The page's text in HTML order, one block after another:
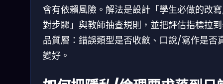
會有依賴風險。解法是設計「學生必做的改
對步驟」與教師抽查規則，並把評估指標拉
品質層：錯誤類型是否收斂、口說/寫作是否
變好。